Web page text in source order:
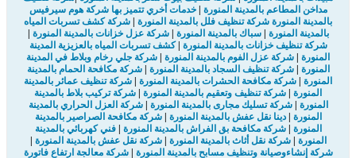
مداخن المطاعم بالمدينة المنورة
|خدمات أخري تتميز بها شركة هوم سيرفيس
بالمدينة المنورة شركة تنظيف فلل بالمدينة المنورة
شركة كشف تسربات المياه
بالمدينة المنورة |سباك بالمدينة المنورة |شركة عزل خزانات بالمدينة المنورة
شركة تنظيف خزانات بالمدينة المنورة |كشف تسربات المياه بالعزيزية المدينة
المنورة
شركة عزل الفوم بالمدينة المنورة
شركة جلي رخام وبلاط في المدينة
المنورة
|شركة تنظيف السجاد بالمدينة المنورة |شركة مكافحة الحمام بالمدينة
المنورة
شركة مكافحة الحشرات بالمدينة المنورة
شركة تنظيف عمائر بالمدينة
المنورة
شركة تنظيف وتعقيم بالمدينة المنورة
شركة تركيب بلاط بالمدينة
المنورة |شركة تسليك مجارى بالمدينة المنورة |شركة العزل الحراري بالمدينة
المنورة |دينا نقل عفش بالمدينة المنورة
شركة مكافحة الصراصير بالمدينة
المنورة
|شركة مكافحة بق الفراش بالمدينة المنورة
فني كهربائي بالمدينة
المنورة |شركة نقل أثاث بالمدينة المنورة |شركة نقل عفش بالمدينة المنورة
شركة إنشاءوصيانة وتنظيف مسابح بالمدينة المنورة |شركة معالجة ارتفاع فاتورة